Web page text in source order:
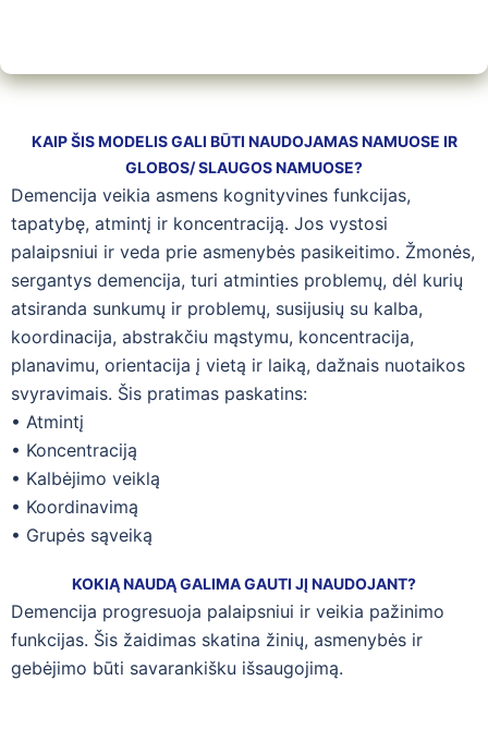
KAIP ŠIS MODELIS GALI BŪTI NAUDOJAMAS NAMUOSE IR
GLOBOS/ SLAUGOS NAMUOSE?
Demencija veikia asmens kognityvines funkcijas,
tapatybę, atmintį ir koncentraciją. Jos vystosi
palaipsniui ir veda prie asmenybės pasikeitimo. Žmonės,
sergantys demencija, turi atminties problemų, dėl kurių
atsiranda sunkumų ir problemų, susijusių su kalba,
koordinacija, abstrakčiu mąstymu, koncentracija,
planavimu, orientacija į vietą ir laiką, dažnais nuotaikos
svyravimais. Šis pratimas paskatins:
• Atmintį
• Koncentraciją
• Kalbėjimo veiklą
• Koordinavimą
• Grupės sąveiką
KOKIĄ NAUDĄ GALIMA GAUTI JĮ NAUDOJANT?
Demencija progresuoja palaipsniui ir veikia pažinimo
funkcijas. Šis žaidimas skatina žinių, asmenybės ir
gebėjimo būti savarankišku išsaugojimą.